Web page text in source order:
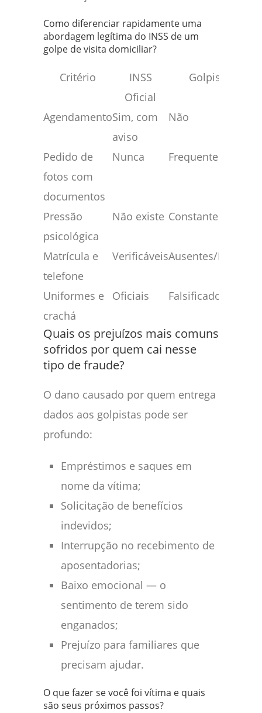
Como diferenciar rapidamente uma
abordagem legítima do INSS de um
golpe de visita domiciliar?
Critério
INSS
Oficial
Golpista
AgendamentoSim, com
aviso
Não
Pedido de
fotos com
documentos
Nunca Frequentemente
Pressão
psicológica
Não existe Constante
Matrícula e
telefone
VerificáveisAusentes/Falsos
Uniformes e
crachá
Oficiais Falsificados
Quais os prejuízos mais comuns
sofridos por quem cai nesse
tipo de fraude?
O dano causado por quem entrega
dados aos golpistas pode ser
profundo:
Empréstimos e saques em
nome da vítima;
Solicitação de benefícios
indevidos;
Interrupção no recebimento de
aposentadorias;
Baixo emocional — o
sentimento de terem sido
enganados;
Prejuízo para familiares que
precisam ajudar.
O que fazer se você foi vítima e quais
são seus próximos passos?